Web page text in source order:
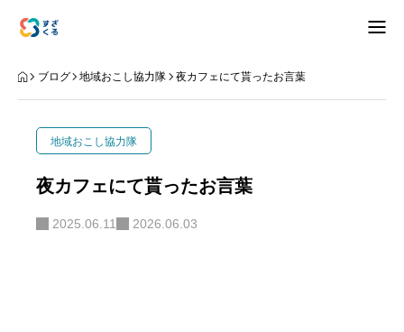
アバウト
ブログ 地域おこし協力隊 夜カフェにて貰ったお言葉
地域おこし協力隊
夜カフェにて貰ったお言葉
2025.06.11 2026.06.03